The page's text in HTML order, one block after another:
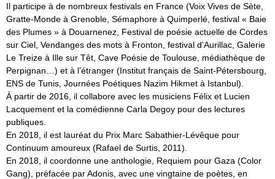
Il participe à de nombreux festivals en France (Voix Vives de Sète,
Gratte-Monde à Grenoble, Sémaphore à Quimperlé, festival « Baie
des Plumes » à Douarnenez, Festival de poésie actuelle de Cordes
sur Ciel, Vendanges des mots à Fronton, festival d’Aurillac, Galerie
Le Treize à Ille sur Têt, Cave Poésie de Toulouse, médiathèque de
Perpignan…) et à l’étranger (Institut français de Saint-Pétersbourg,
ENS de Tunis, Journées Poétiques Nazim Hikmet à Istanbul).
À partir de 2016, il collabore avec les musiciens Félix et Lucien
Lacquement et la comédienne Carla Degoy pour des lectures
publiques.
En 2018, il est lauréat du Prix Marc Sabathier-Lévêque pour
Continuum amoureux (Rafael de Surtis, 2011).
En 2018, il coordonne une anthologie, Requiem pour Gaza (Color
Gang), préfacée par Adonis, avec une vingtaine de poètes, en